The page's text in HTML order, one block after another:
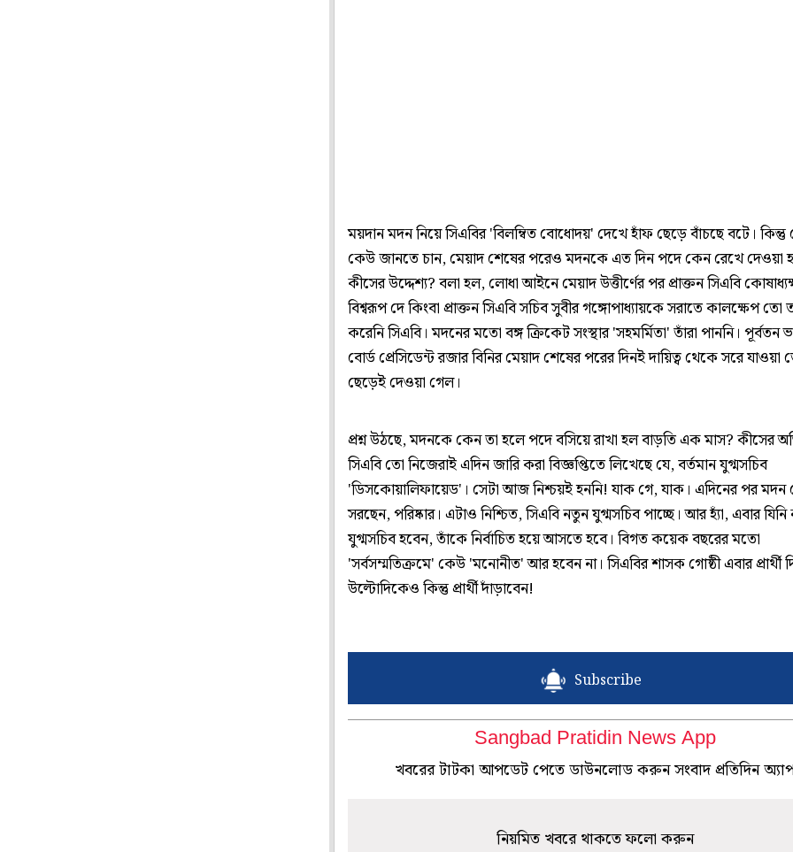
ময়দান মদন নিয়ে সিএবির 'বিলম্বিত বোধোদয়' দেখে হাঁফ ছেড়ে বাঁচছে বটে।
কেউ জানতে চান, মেয়াদ শেষের পরেও মদনকে এত দিন পদে কেন রেখে দেওয়া
কীসের উদ্দেশ্য? বলা হল, লোধা আইনে মেয়াদ উত্তীর্ণের পর প্রাক্তন সিএবি
বিশ্বরূপ দে কিংবা প্রাক্তন সিএবি সচিব সুবীর গঙ্গোপাধ্যায়কে সরাতে কালক্ষেপ
করেনি সিএবি। মদনের মতো বঙ্গ ক্রিকেট সংস্থার 'সহমর্মিতা' তাঁরা পাননি। পূর্বতন
বোর্ড প্রেসিডেন্ট রজার বিনির মেয়াদ শেষের পরের দিনই দায়িত্ব থেকে সরে যাওয়া
ছেড়েই দেওয়া গেল।
প্রশ্ন উঠছে, মদনকে কেন তা হলে পদে বসিয়ে রাখা হল বাড়তি এক মাস? কীসের
সিএবি তো নিজেরাই এদিন জারি করা বিজ্ঞপ্তিতে লিখেছে যে, বর্তমান যুগ্মসচিব
'ডিসকোয়ালিফায়েড'। সেটা আজ নিশ্চয়ই হননি! যাক গে, যাক। এদিনের পর মদন
সরছেন, পরিষ্কার। এটাও নিশ্চিত, সিএবি নতুন যুগ্মসচিব পাচ্ছে। আর হ্যাঁ, এবার
যুগ্মসচিব হবেন, তাঁকে নির্বাচিত হয়ে আসতে হবে। বিগত কয়েক বছরের মতো
'সর্বসম্মতিক্রমে' কেউ 'মনোনীত' আর হবেন না। সিএবির শাসক গোষ্ঠী এবার প্রার্থী
উল্টোদিকেও কিন্তু প্রার্থী দাঁড়াবেন!
Subscribe
Sangbad Pratidin News App
খবরের টাটকা আপডেট পেতে ডাউনলোড করুন সংবাদ প্রতিদিন
নিয়মিত খবরে থাকতে ফলো করুন